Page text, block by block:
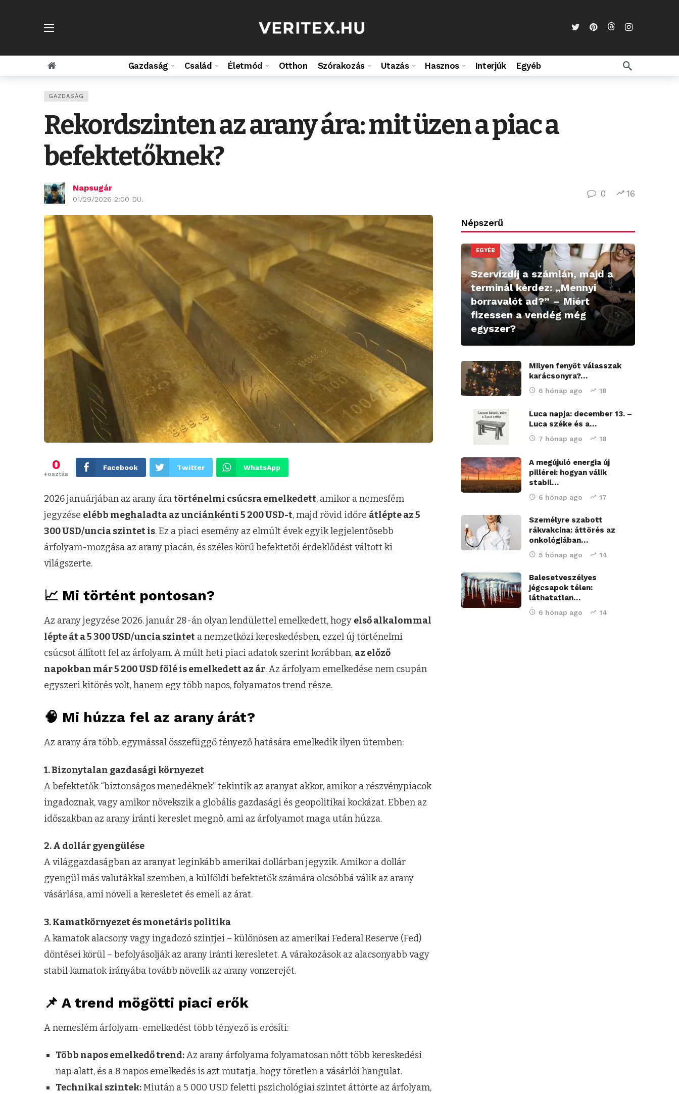
Gazdaság Család Életmód Otthon Szórakozás Utazás Hasznos Interjúk Egyéb
GAZDASÁG
Rekordszinten az arany ára: mit üzen a piac a
befektetőknek?
Napsugár
01/29/2026 2:00 DU.
0 16
0
+osztás
Facebook Twitter WhatsApp
2026 januárjában az arany áratörténelmi csúcsra emelkedett, amikor a nemesfém
jegyzése elébb meghaladta az unciánkénti 5 200 USD-t, majd rövid időre átlépte az 5
300 USD/uncia szintet is. Ez a piaci esemény az elmúlt évek egyik legjelentősebb
árfolyam-mozgása az arany piacán, és széles körű befektetői érdeklődést váltott ki
világszerte.
📈 Mi történt pontosan?
Az arany jegyzése 2026. január 28-án olyan lendülettel emelkedett, hogy első alkalommal
lépte át a 5 300 USD/uncia szintet a nemzetközi kereskedésben, ezzel új történelmi
csúcsot állított fel az árfolyam. A múlt heti piaci adatok szerint korábban, az előző
napokban már 5 200 USD fölé is emelkedett az ár. Az árfolyam emelkedése nem csupán
egyszeri kitörés volt, hanem egy több napos, folyamatos trend része.
🧠 Mi húzza fel az arany árát?
Az arany ára több, egymással összefüggő tényező hatására emelkedik ilyen ütemben:
1. Bizonytalan gazdasági környezet
A befektetők “biztonságos menedéknek” tekintik az aranyat akkor, amikor a részvénypiacok
ingadoznak, vagy amikor növekszik a globális gazdasági és geopolitikai kockázat. Ebben az
időszakban az arany iránti kereslet megnő, ami az árfolyamot maga után húzza.
2. A dollár gyengülése
A világgazdaságban az aranyat leginkább amerikai dollárban jegyzik. Amikor a dollár
gyengül más valutákkal szemben, a külföldi befektetők számára olcsóbbá válik az arany
vásárlása, ami növeli a keresletet és emeli az árat.
3. Kamatkörnyezet és monetáris politika
A kamatok alacsony vagy ingadozó szintjei – különösen az amerikai Federal Reserve (Fed)
döntései körül – befolyásolják az arany iránti keresletet. A várakozások az alacsonyabb vagy
stabil kamatok irányába tovább növelik az arany vonzerejét.
📌 A trend mögötti piaci erők
A nemesfém árfolyam-emelkedést több tényező is erősíti:
Több napos emelkedő trend:Az arany árfolyama folyamatosan nőtt több kereskedési
nap alatt, és a 8 napos emelkedés is azt mutatja, hogy töretlen a vásárlói hangulat.
Technikai szintek:Miután a 5 000 USD feletti pszichológiai szintet áttörte az árfolyam,
Népszerű
EGYÉB
Szervízdíj a számlán, majd a
terminál kérdez: „Mennyi
borravalót ad?” – Miért
fizessen a vendég még
egyszer?
Milyen fenyőt válasszak
karácsonyra?…
6 hónap ago 18
Luca napja: december 13. –
Luca széke és a…
7 hónap ago 18
A megújuló energia új
pillérei: hogyan válik
stabil…
6 hónap ago 17
Személyre szabott
rákvakcina: áttörés az
onkológiában…
5 hónap ago 14
Balesetveszélyes
jégcsapok télen:
láthatatlan…
6 hónap ago 14